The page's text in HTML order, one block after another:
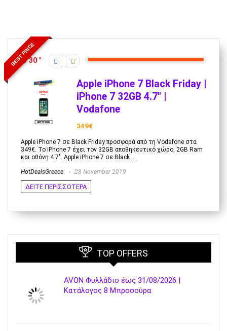
BEST PRICE
30
Apple iPhone 7 Black Friday |
iPhone 7 32GB 4.7″ |
Vodafone
349€
Apple iPhone 7 σε Black Friday προσφορά από τη Vodafone στα
349€. Το iPhone 7 έχει τον 32GB αποθηκευτικό χώρο, 2GB Ram
και οθόνη 4.7". Apple iPhone 7 σε Black ...
HotDealsGreece 28 November 2019
ΔΕΙΤΕ ΠΕΡΙΣΣΟΤΕΡΑ
TOP OFFERS
AVON Φυλλάδιο έως 31/08/2026 |
Κατάλογος 8 Μπροσούρα